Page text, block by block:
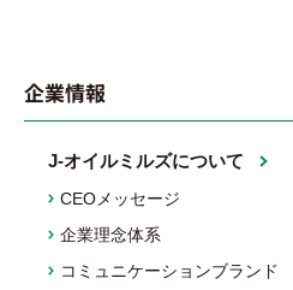
企業情報
J-オイルミルズについて
CEOメッセージ
企業理念体系
コミュニケーションブランド